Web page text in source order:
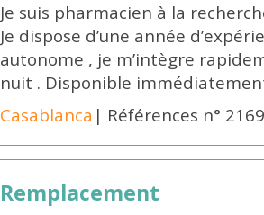
Je suis pharmacien à la
Je dispose d’une année
autonome , je m’intègre
nuit . Disponible
Casablanca | Références n°
Remplacement